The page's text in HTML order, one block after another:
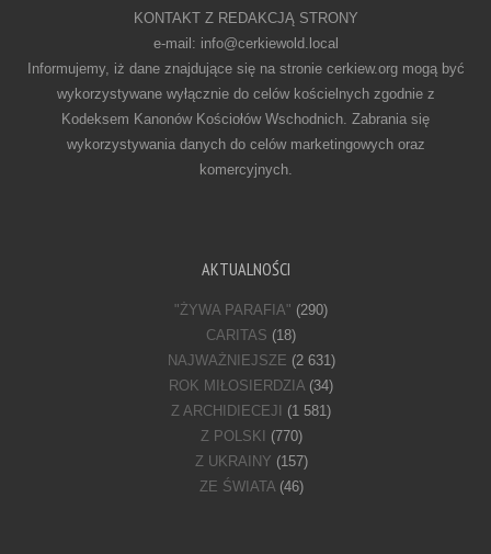
KONTAKT Z REDAKCJĄ STRONY
e-mail: info@cerkiewold.local
Informujemy, iż dane znajdujące się na stronie cerkiew.org mogą być
wykorzystywane wyłącznie do celów kościelnych zgodnie z
Kodeksem Kanonów Kościołów Wschodnich. Zabrania się
wykorzystywania danych do celów marketingowych oraz
komercyjnych.
AKTUALNOŚCI
"ŻYWA PARAFIA" (290)
CARITAS (18)
NAJWAŻNIEJSZE (2 631)
ROK MIŁOSIERDZIA(34)
Z ARCHIDIECEJI
(1 581)
Z POLSKI
(770)
Z UKRAINY (157)
ZE ŚWIATA(46)